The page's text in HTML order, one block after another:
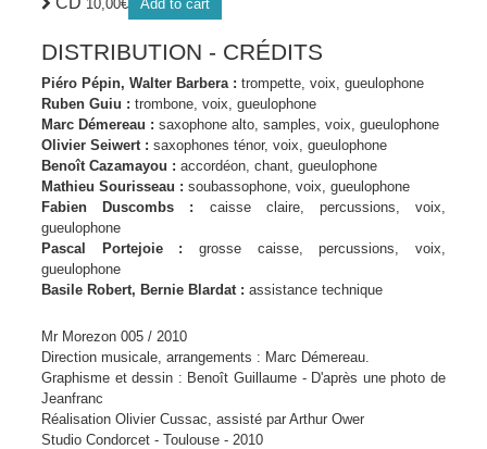
10,00€ Add to cart
DISTRIBUTION - CRÉDITS
Piéro Pépin, Walter Barbera : trompette, voix, gueulophone
Ruben Guiu : trombone, voix, gueulophone
Marc Démereau : saxophone alto, samples, voix, gueulophone
Olivier Seiwert : saxophones ténor, voix, gueulophone
Benoît Cazamayou : accordéon, chant, gueulophone
Mathieu Sourisseau : soubassophone, voix, gueulophone
Fabien Duscombs : caisse claire, percussions, voix,
gueulophone
Pascal Portejoie : grosse caisse, percussions, voix,
gueulophone
Basile Robert, Bernie Blardat : assistance technique
Mr Morezon 005 / 2010
Direction musicale, arrangements : Marc Démereau.
Graphisme et dessin : Benoît Guillaume - D'après une photo de
Jeanfranc
Réalisation Olivier Cussac, assisté par Arthur Ower
Studio Condorcet - Toulouse - 2010